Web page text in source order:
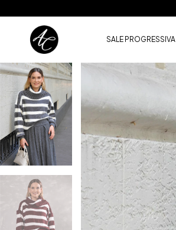
SALE PROGRESSIVA